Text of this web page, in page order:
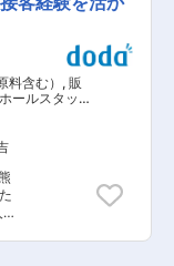
含む） , 販
ールスタッ
理スタッフ